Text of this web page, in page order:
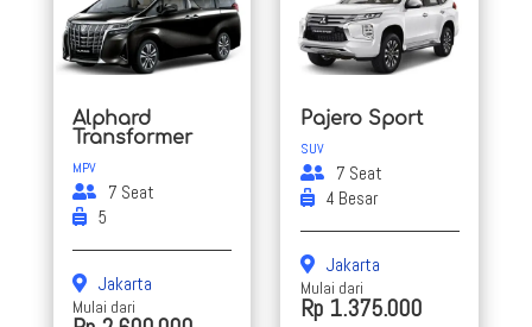
Alphard
Transformer
MPV
7 Seat
5
Jakarta
Mulai dari
Pajero Sport
SUV
7 Seat
4 Besar
Jakarta
Mulai dari
Rp 1.375.000